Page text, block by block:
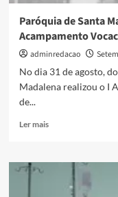
Paróquia de Santa
Acampamento
adminredacao
No dia 31 de agosto,
Madalena realizou o I
de...
Ler mais